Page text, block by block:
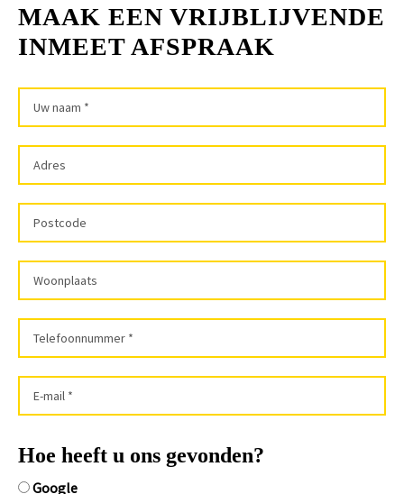
MAAK EEN VRIJBLIJVENDE
INMEET AFSPRAAK
Hoe heeft u ons gevonden?
Google